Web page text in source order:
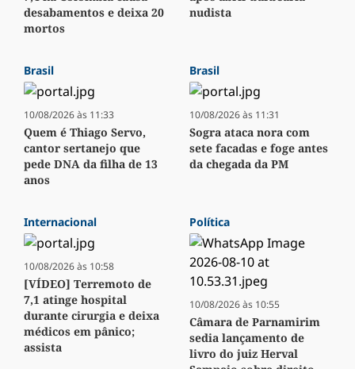
desabamentos e deixa 20
mortos
nudista
Brasil
10/08/2026 às 11:33
Quem é Thiago Servo,
cantor sertanejo que
pede DNA da filha de 13
anos
Brasil
10/08/2026 às 11:31
Sogra ataca nora com
sete facadas e foge antes
da chegada da PM
Internacional
10/08/2026 às 10:58
[VÍDEO] Terremoto de
7,1 atinge hospital
durante cirurgia e deixa
médicos em pânico;
assista
Política
10/08/2026 às 10:55
Câmara de Parnamirim
sedia lançamento de
livro do juiz Herval